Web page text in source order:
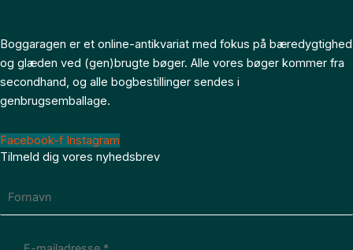
Boggaragen er et online-antikvariat med fokus på bæredygtighed
og glæden ved (gen)brugte bøger. Alle vores bøger kommer fra
secondhand, og alle bogbestillinger sendes i
genbrugsemballage.
Facebook-f Instagram
Tilmeld dig vores nyhedsbrev